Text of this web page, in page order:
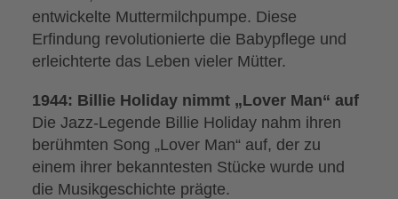
entwickelte Muttermilchpumpe. Diese
Erfindung revolutionierte die Babypflege und
erleichterte das Leben vieler Mütter.
1944: Billie Holiday nimmt „Lover Man“ auf
Die Jazz-Legende Billie Holiday nahm ihren
berühmten Song „Lover Man“ auf, der zu
einem ihrer bekanntesten Stücke wurde und
die Musikgeschichte prägte.